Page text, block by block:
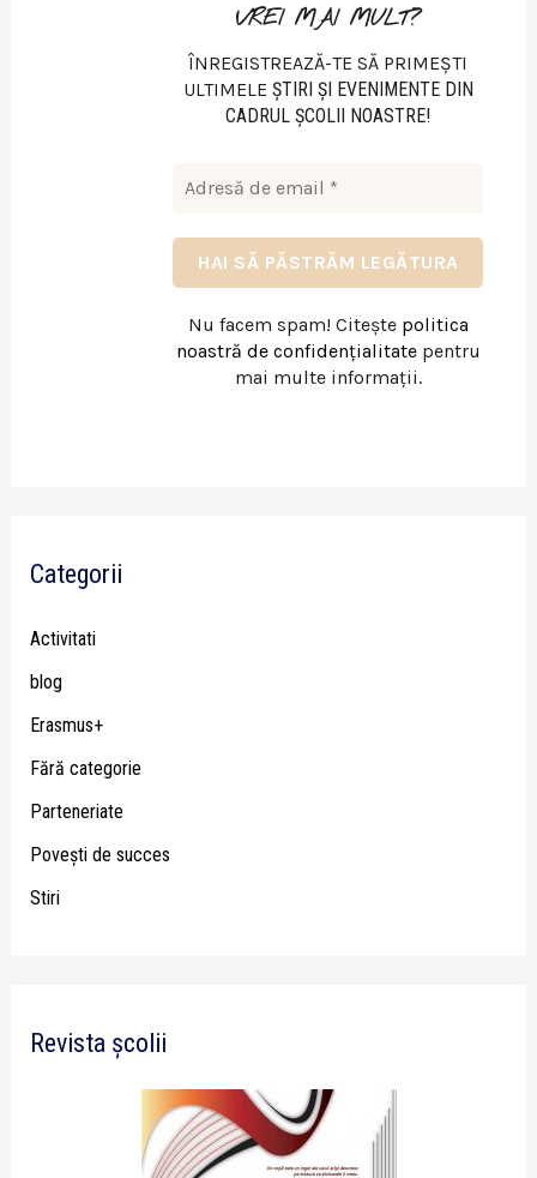
VREI MAI MULT?
ÎNREGISTREAZĂ-TE SĂ PRIMEȘTI
ULTIMELE ŞTIRI ŞI EVENIMENTE DIN
CADRUL ŞCOLII NOASTRE!
Nu facem spam! Citește politica
noastră de confidențialitatepentru
mai multe informații.
Categorii
Activitati
blog
Erasmus+
Fără categorie
Parteneriate
Poveşti de succes
Stiri
Revista școlii